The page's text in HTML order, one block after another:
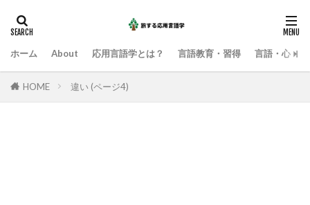
ホーム About 応用言語学とは？ 言語教育・習得 言語・心・
HOME 違い (ページ4)